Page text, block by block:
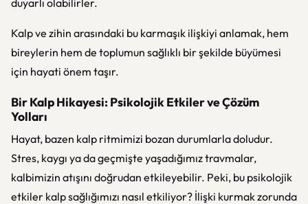
duyarlı olabilirler.
Kalp ve zihin arasındaki bu karmaşık ilişkiyi anlamak, hem
bireylerin hem de toplumun sağlıklı bir şekilde büyümesi
için hayati önem taşır.
Bir Kalp Hikayesi: Psikolojik Etkiler ve Çözüm
Yolları
Hayat, bazen kalp ritmimizi bozan durumlarla doludur.
Stres, kaygı ya da geçmişte yaşadığımız travmalar,
kalbimizin atışını doğrudan etkileyebilir. Peki, bu psikolojik
etkiler kalp sağlığımızı nasıl etkiliyor? İlişki kurmak zorunda